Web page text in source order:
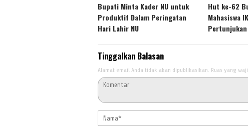
Bupati Minta Kader NU untuk
Produktif Dalam Peringatan
Hari Lahir NU
Hut ke-62
Mahasiswa
Tinggalkan Balasan
Alamat email Anda tidak akan dipublikasikan. Ruas yang